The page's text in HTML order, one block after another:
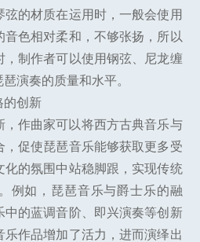
的材质在运用时，一般会使用
色相对柔和，不够张扬，所以
制作者可以使用钢弦、尼龙缠
演奏的质量和水平。
的创新
，作曲家可以将西方古典音乐与
促使琵琶音乐能够获取更多受
的氛围中站稳脚跟，实现传统
例如，琵琶音乐与爵士乐的融
的蓝调音阶、即兴演奏等创新
作品增加了活力，进而演绎出